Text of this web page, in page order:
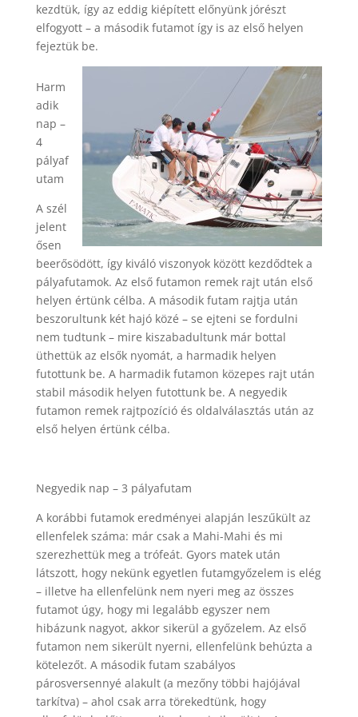
kezdtük, így az eddig kiépített előnyünk jórészt
elfogyott – a második futamot így is az első helyen
fejeztük be.
Harm
adik
nap –
4
pályaf
utam
A szél
jelent
ősen
beerősödött, így kiváló viszonyok között kezdődtek a
pályafutamok. Az első futamon remek rajt után első
helyen értünk célba. A második futam rajtja után
beszorultunk két hajó közé – se ejteni se fordulni
nem tudtunk – mire kiszabadultunk már bottal
üthettük az elsők nyomát, a harmadik helyen
futottunk be. A harmadik futamon közepes rajt után
stabil második helyen futottunk be. A negyedik
futamon remek rajtpozíció és oldalválasztás után az
első helyen értünk célba.
Negyedik nap – 3 pályafutam
A korábbi futamok eredményei alapján leszűkült az
ellenfelek száma: már csak a Mahi-Mahi és mi
szerezhettük meg a trófeát. Gyors matek után
látszott, hogy nekünk egyetlen futamgyőzelem is elég
– illetve ha ellenfelünk nem nyeri meg az összes
futamot úgy, hogy mi legalább egyszer nem
hibázunk nagyot, akkor sikerül a győzelem. Az első
futamon nem sikerült nyerni, ellenfelünk behúzta a
kötelezőt. A második futam szabályos
párosversennyé alakult (a mezőny többi hajójával
tarkítva) – ahol csak arra törekedtünk, hogy